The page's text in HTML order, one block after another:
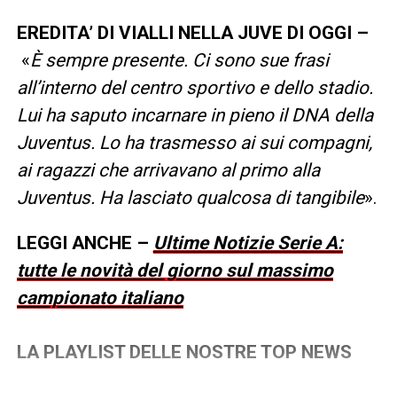
EREDITA’ DI VIALLI NELLA JUVE DI OGGI –
«È sempre presente. Ci sono sue frasi
all’interno del centro sportivo e dello stadio.
Lui ha saputo incarnare in pieno il DNA della
Juventus. Lo ha trasmesso ai sui compagni,
ai ragazzi che arrivavano al primo alla
Juventus. Ha lasciato qualcosa di tangibile».
LEGGI ANCHE – Ultime Notizie Serie A:
tutte le novità del giorno sul massimo
campionato italiano
LA PLAYLIST DELLE NOSTRE TOP NEWS